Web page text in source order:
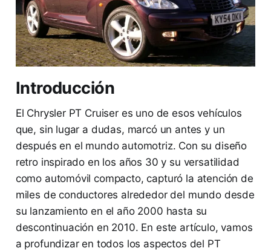
Introducción
El Chrysler PT Cruiser es uno de esos vehículos
que, sin lugar a dudas, marcó un antes y un
después en el mundo automotriz. Con su diseño
retro inspirado en los años 30 y su versatilidad
como automóvil compacto, capturó la atención de
miles de conductores alrededor del mundo desde
su lanzamiento en el año 2000 hasta su
descontinuación en 2010. En este artículo, vamos
a profundizar en todos los aspectos del PT